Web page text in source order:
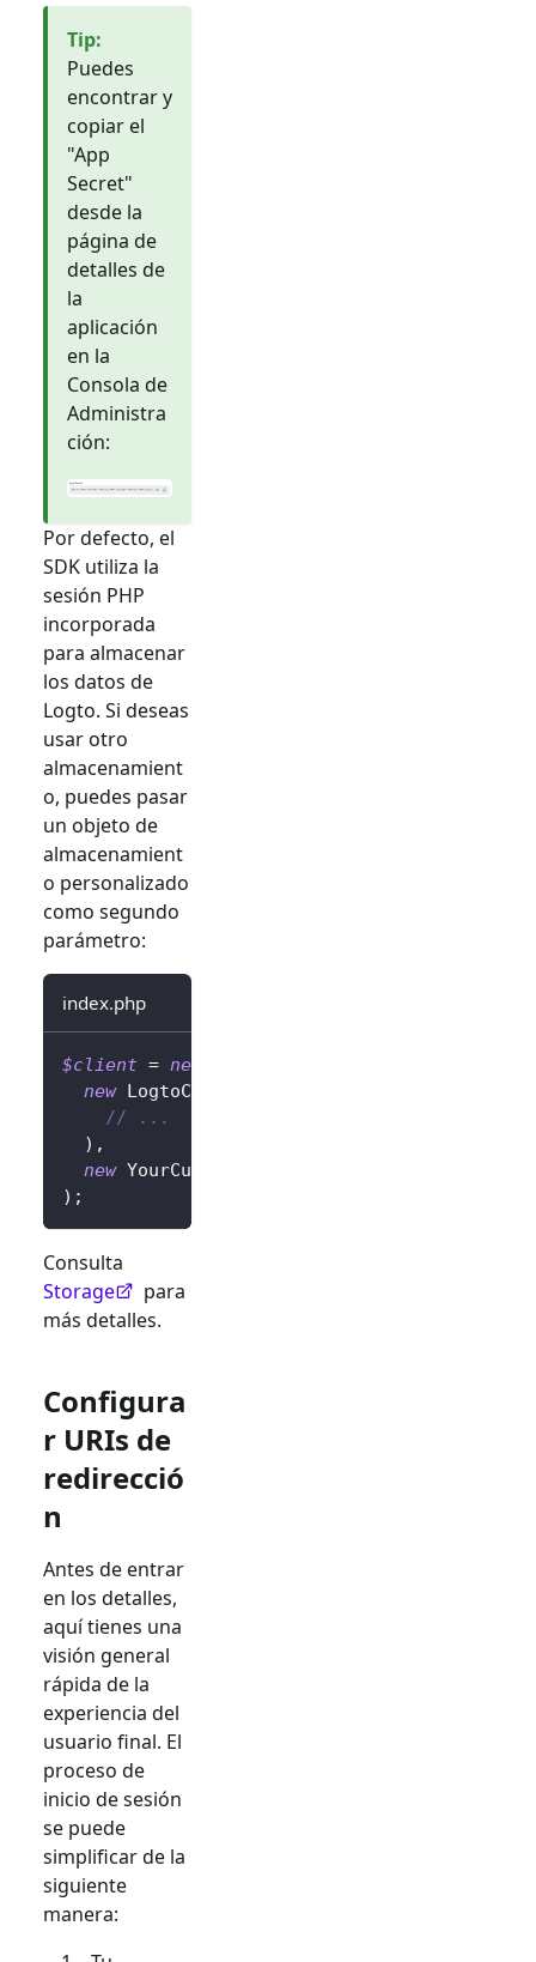
Tip:
Puedes
encontrar y
copiar el
"App
Secret"
desde la
página de
detalles de
la
aplicación
en la
Consola de
Administra
ción:
Por defecto, el
SDK utiliza la
sesión PHP
incorporada
para almacenar
los datos de
Logto. Si deseas
usar otro
almacenamient
o, puedes pasar
un objeto de
almacenamient
o personalizado
como segundo
parámetro:
index.php
$client = new
new LogtoConfig
// ...
) ,
new YourCustomStorage
) ;
Consulta
Storage
para
más detalles.
Configura
r URIs de
redirecció
n
Antes de entrar
en los detalles,
aquí tienes una
visión general
rápida de la
experiencia del
usuario final. El
proceso de
inicio de sesión
se puede
simplificar de la
siguiente
manera: